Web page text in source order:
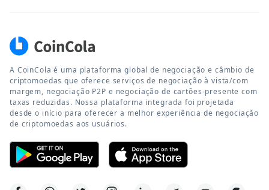
A CoinCola é uma plataforma global de negociação e câmbio de
criptomoedas que oferece serviços de negociação à vista/com
margem, negociação P2P e negociação de cartões-presente com
taxas reduzidas. Nossa plataforma integrada foi projetada
desde o início para oferecer a melhor experiência de negociação
de criptomoedas aos usuários.